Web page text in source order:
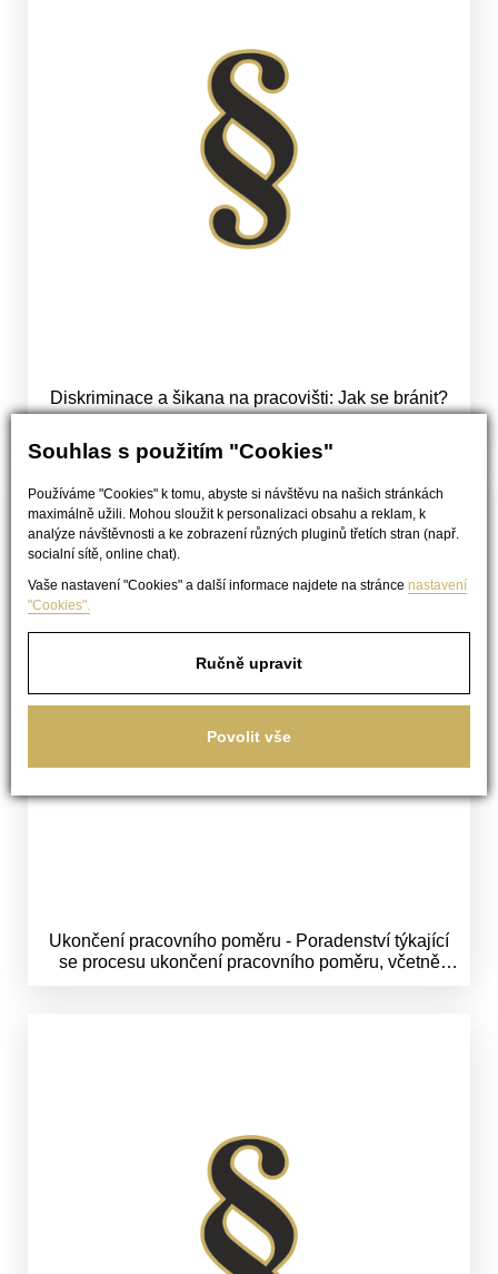
Souhlas s použitím "Cookies"
Používáme "Cookies" k tomu, abyste si návštěvu na našich stránkách
maximálně užili. Mohou sloužit k personalizaci obsahu a reklam, k
analýze návštěvnosti a ke zobrazení různých pluginů třetích stran (např.
socialní sítě, online chat).
Vaše nastavení "Cookies" a další informace najdete na stránce nastavení
"Cookies".
Ručně upravit
Povolit vše
Diskriminace a šikana na pracovišti: Jak se bránit?
Ukončení pracovního poměru - Poradenství týkající
se procesu ukončení pracovního poměru, včetně